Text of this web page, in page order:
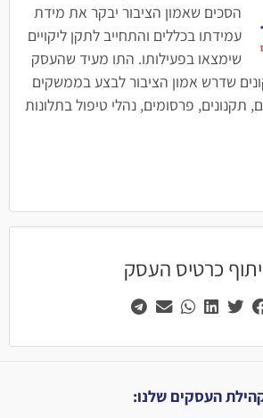
הסכים שאמון הציבור יבקר את מידת
עמידתו בכללים והתחייב לתקן ליקויים
שימצאו בפעילותו. התו מעיד שהעסק
שדרש אמון הציבור לבצע בממשקים
תקנונים, פרסומים, נהלי טיפול בתלונות
כרטיס העסק
העסקים שלנו: